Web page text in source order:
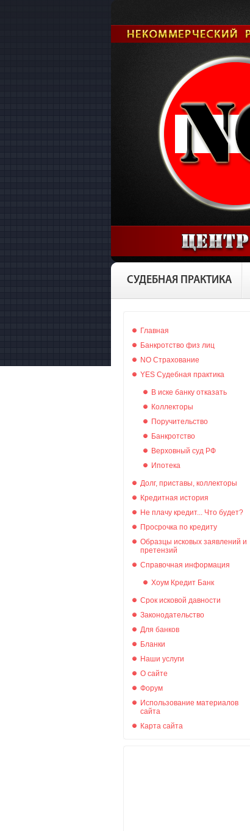
СУДЕБНАЯ ПРАКТИКА
Главная
Банкротство физ лиц
NO Страхование
YES Судебная практика
В иске банку отказать
Коллекторы
Поручительство
Банкротство
Верховный суд РФ
Ипотека
Долг, приставы, коллекторы
Кредитная история
Не плачу кредит... Что будет?
Просрочка по кредиту
Образцы исковых заявлений и
претензий
Справочная информация
Хоум Кредит Банк
Срок исковой давности
Законодательство
Для банков
Бланки
Наши услуги
О сайте
Форум
Использование материалов
сайта
Карта сайта